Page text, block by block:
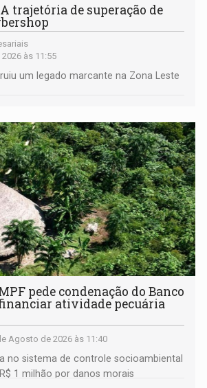
A trajetória de superação de
às 11:55
um legado marcante na Zona Leste
pede condenação do Banco
atividade pecuária
Agosto de 2026 às 11:40
no sistema de controle socioambiental
1 milhão por danos morais